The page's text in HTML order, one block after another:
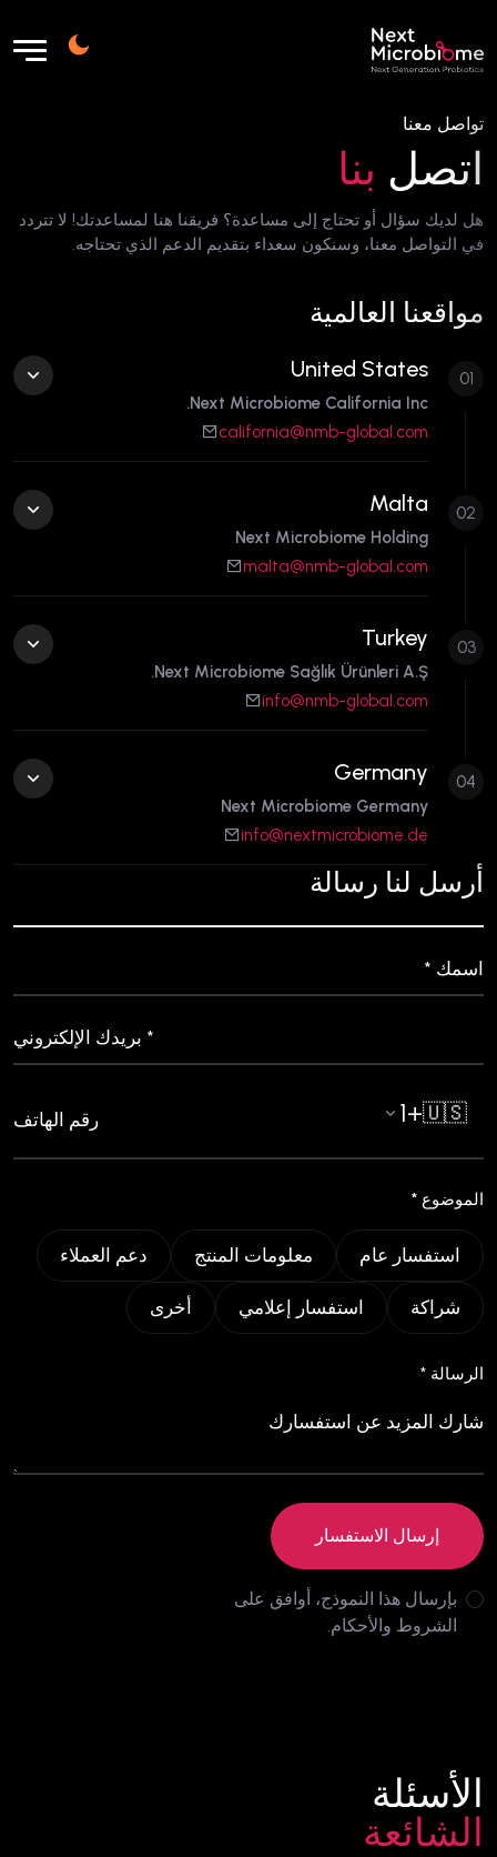
تواصل معنا
اتصل بنا
هل لديك سؤال أو تحتاج إلى مساعدة؟ فريقنا هنا لمساعدتك! لا تتردد
في التواصل معنا، وسنكون سعداء بتقديم الدعم الذي تحتاجه.
مواقعنا العالمية
01
United States
Next Microbiome California Inc.
california@nmb-global.com
02
Malta
Next Microbiome Holding
malta@nmb-global.com
03
Turkey
Next Microbiome Sağlık Ürünleri A.Ş.
info@nmb-global.com
04
Germany
Next Microbiome Germany
info@nextmicrobiome.de
أرسل لنا رسالة
🇺🇸
+1
الموضوع *
استفسار عام معلومات المنتج دعم العملاء
شراكة استفسار إعلامي أخرى
الرسالة *
إرسال الاستفسار
بإرسال هذا النموذج، أوافق على
الشروط والأحكام.
الأسئلة
الشائعة